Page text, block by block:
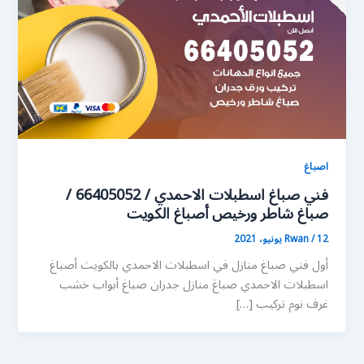
اصباغ
فني صباغ اسطبلات الاحمدي / 66405052 /
صباغ شاطر ورخيص أصباغ الكويت
Rwan/12 يونيو، 2021
أول فني صباغ منازل في اسطبلات الاحمدي بالكويت أصباغ
اسطبلات الاحمدي صباغ منازل جدران صباغ أبواب خشب
غرف نوم تركيب […]